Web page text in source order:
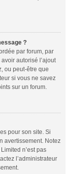
?
par forum, par
autorisé l’ajout
ou peut-être que
si vous ne savez
sur un forum.
pour son site. Si
avertissement. Notez
n’est pas
l’administrateur